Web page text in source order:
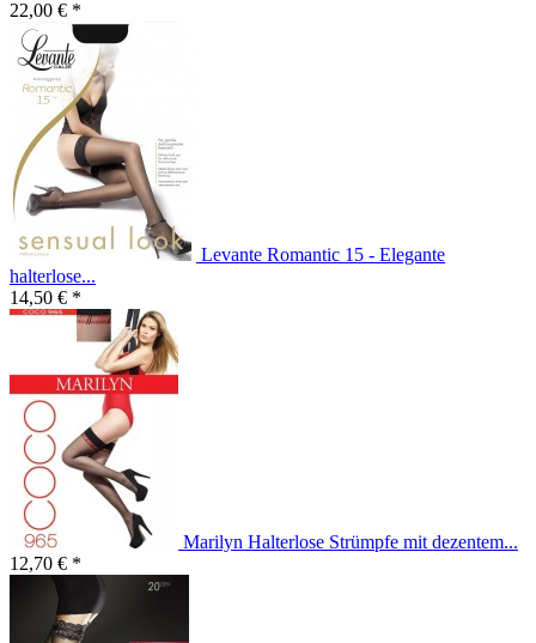
22,00 € *
Levante Romantic 15 - Elegante
halterlose...
14,50 € *
Marilyn Halterlose Strümpfe mit dezentem...
12,70 € *